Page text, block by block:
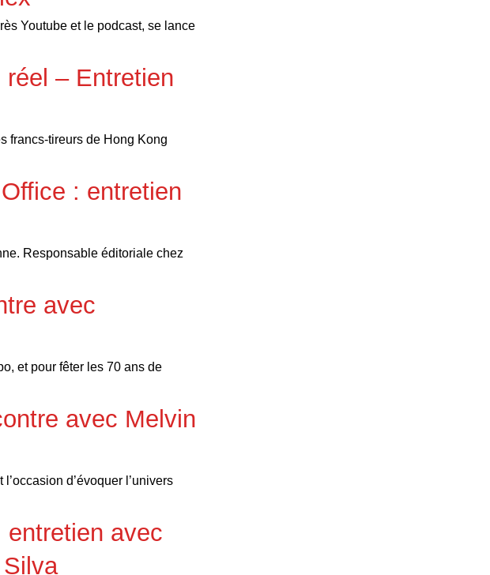
Youtube et le podcast, se lance
– Entretien
francs-tireurs de Hong Kong
: entretien
Responsable éditoriale chez
avec
et pour fêter les 70 ans de
avec Melvin
d’évoquer l’univers
avec
Silva